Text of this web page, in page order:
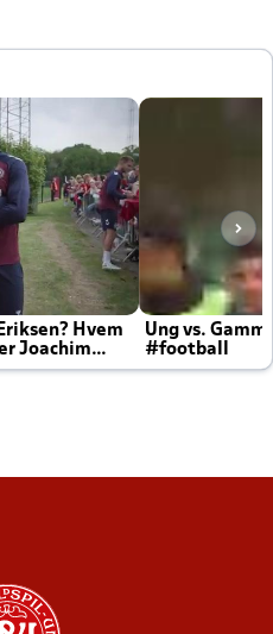
Hvem
Joachim
Ung vs.
#football